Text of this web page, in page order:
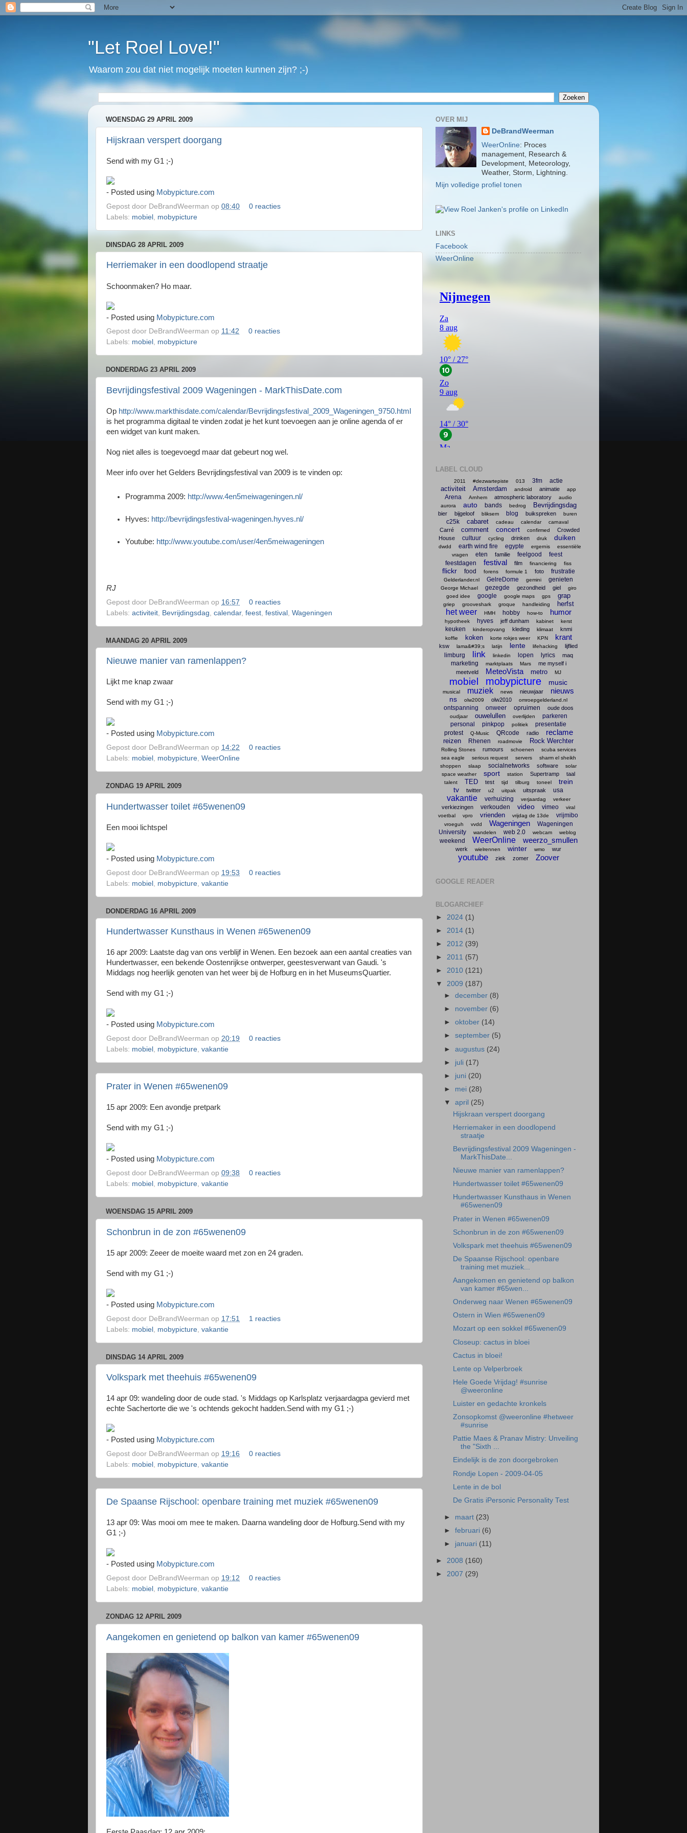
"Let Roel Love!"
Waarom zou dat niet mogelijk moeten kunnen zijn? ;-)
WOENSDAG 29 APRIL 2009
Hijskraan verspert doorgang
Send with my G1 ;-)
- Posted using Mobypicture.com
Gepost door DeBrandWeerman op 08:40
0 reacties
Labels: mobiel mobypicture
DINSDAG 28 APRIL 2009
Herriemaker in een doodlopend straatje
Schoonmaken? Ho maar.
- Posted using Mobypicture.com
Gepost door DeBrandWeerman op 11:42
0 reacties
Labels: mobiel , mobypicture
DONDERDAG 23 APRIL 2009
Bevrijdingsfestival 2009 Wageningen - MarkThisDate.com
Op http://www.markthisdate.com/calendar/Bevrijdingsfestival_2009_Wageningen_9750.html
is het programma digitaal te vinden zodat je het kunt toevoegen aan je online agenda of er
een widget van kunt maken.
Nog niet alles is toegevoegd maar dat gebeurt nog wel.
Meer info over het Gelders Bevrijdingsfestival van 2009 is te vinden op:
Programma 2009: http://www.4en5meiwageningen.nl/
Hyves: http://bevrijdingsfestival-wageningen.hyves.nl/
Youtube: http://www.youtube.com/user/4en5meiwageningen
RJ
Gepost door DeBrandWeerman op 16:57
0 reacties
Labels: activiteit Bevrijdingsdag calendar, feest festival Wageningen
MAANDAG 20 APRIL 2009
Nieuwe manier van ramenlappen?
Lijkt me knap zwaar
Send with my G1 ;-)
- Posted using Mobypicture.com
Gepost door DeBrandWeerman op 14:22
0 reacties
Labels: mobiel , mobypicture, WeerOnline
ZONDAG 19 APRIL 2009
Hundertwasser toilet #65wenen09
Een mooi lichtspel
- Posted using Mobypicture.com
Gepost door DeBrandWeerman op 19:53
0 reacties
Labels: mobiel mobypicture vakantie
DONDERDAG 16 APRIL 2009
Hundertwasser Kunsthaus in Wenen #65wenen09
16 apr 2009: Laatste dag van ons verblijf in Wenen. Een bezoek aan een aantal creaties van
Hundertwasser, een bekende Oostenrijkse ontwerper, geestesverwant van Gaudi. 's
Middags nog heerlijk genoten van het weer bij de Hofburg en in het MuseumsQuartier.
Send with my G1 ;-)
- Posted using Mobypicture.com
Gepost door DeBrandWeerman op 20:19
0 reacties
Labels: mobiel , mobypicture, vakantie
Prater in Wenen #65wenen09
15 apr 2009: Een avondje pretpark
Send with my G1 ;-)
- Posted using Mobypicture.com
Gepost door DeBrandWeerman op 09:38
0 reacties
Labels: mobiel , mobypicture, vakantie
WOENSDAG 15 APRIL 2009
Schonbrun in de zon #65wenen09
15 apr 2009: Zeeer de moeite waard met zon en 24 graden.
Send with my G1 ;-)
- Posted using Mobypicture.com
Gepost door DeBrandWeerman op 17:51
1 reacties
Labels: mobiel mobypicture vakantie
DINSDAG 14 APRIL 2009
Volkspark met theehuis #65wenen09
14 apr 09: wandeling door de oude stad. 's Middags op Karlsplatz verjaardagpa gevierd met
echte Sachertorte die we 's ochtends gekocht hadden.Send with my G1 ;-)
- Posted using Mobypicture.com
Gepost door DeBrandWeerman op 19:16
0 reacties
Labels: mobiel , mobypicture, vakantie
De Spaanse Rijschool: openbare training met muziek #65wenen09
13 apr 09: Was mooi om mee te maken. Daarna wandeling door de Hofburg.Send with my
G1 ;-)
- Posted using Mobypicture.com
Gepost door DeBrandWeerman op 19:12
0 reacties
Labels: mobiel , mobypicture, vakantie
ZONDAG 12 APRIL 2009
Aangekomen en genietend op balkon van kamer #65wenen09
OVER MIJ
DeBrandWeerman
WeerOnline: Proces
management, Research &
Development, Meteorology,
Weather, Storm, Lightning.
Mijn volledige profiel tonen
LINKS
Facebook
WeerOnline
LABEL CLOUD
2011 #dezwartepiste 013 3fm actie
activiteit Amsterdam android animatie app
Arena Arnhem atmospheric laboratory
audio
aurora
auto bands bedrog Bevrijdingsdag
bier bijgeloof bliksem blog buikspreken buren
c25k cabaret cadeau calendar carnaval
Carré comment concert confirmed
Crowded
House
cultuur cycling drinken druk duiken
dwdd earth wind fire egypte ergernis
essentiële
vragen
eten familie feelgood
feest
feestdagen
festival film financiering fiss
flickr food forens formule 1 foto frustratie
Gelderlander.nl GelreDome gemini genieten
George Michael gezegde gezondheid giel
giro
goed idee
google google maps gps grap
griep grooveshark groque handleiding herfst
het weer HMH hobby how-to humor
hypotheek hyves jeff dunham kabinet kerst
keuken kinderopvang kleding klimaat knmi
koffie koken korte rokjes weer KPN krant
ksw lama&#39;s latijn lente lifehacking lijflied
limburg link linkedin lopen lyrics maq
marketing marktplaats Mars
me myself i
meetveld
MeteoVista metro MJ
mobiel mobypicture music
musical muziek news nieuwjaar nieuws
ns olw2009 olw2010 omroepgelderland.nl
ontspanning onweer opruimen oude doos
oudjaar ouwelullen overlijden
parkeren
personal
pinkpop politiek
presentatie
protest
Q-Music QRcode radio reclame
reizen Rhenen roadmovie Rock Werchter
Rolling Stones rumours schoenen
scuba services
sea eagle
serious request servers
sharm el sheikh
shoppen
slaap socialnetworks software
solar
space weather
sport station Supertramp taal
talent TED test tijd tilburg toneel
trein
tv
twitter u2 uitpak uitspraak usa
vakantie verhuizing verjaardag verkeer
verkiezingen verkouden video vimeo
viral
voetbal
vpro vrienden vrijdag de 13de vrijmibo
vroeguh vvdd Wageningen
Wageningen
University
wandelen web 2.0 webcam weblog
weekend WeerOnline weerzo_smullen
werk wielrennen winter wmo wur
youtube ziek zomer Zoover
GOOGLE READER
BLOGARCHIEF
► 2024 (1)
► 2014 (1)
► 2012 (39)
► 2011 (57)
► 2010 (121)
▼ 2009 (187)
►december (8)
► november (6)
►oktober (14)
►september (5)
►augustus (24)
► juli (17)
► juni (20)
► mei (28)
▼april (25)
Hijskraan verspert doorgang
Herriemaker in een doodlopend
straatje
Bevrijdingsfestival 2009 Wageningen -
MarkThisDate...
Nieuwe manier van ramenlappen?
Hundertwasser toilet #65wenen09
Hundertwasser Kunsthaus in Wenen
#65wenen09
Prater in Wenen #65wenen09
Schonbrun in de zon #65wenen09
Volkspark met theehuis #65wenen09
De Spaanse Rijschool: openbare
training met muziek...
Aangekomen en genietend op balkon
van kamer #65wen...
Onderweg naar Wenen #65wenen09
Ostern in Wien #65wenen09
Mozart op een sokkel #65wenen09
Closeup: cactus in bloei
Cactus in bloei!
Lente op Velperbroek
Hele Goede Vrijdag! #sunrise
@weeronline
Luister en gedachte kronkels
Zonsopkomst @weeronline #hetweer
#sunrise
Pattie Maes & Pranav Mistry: Unveiling
the "Sixth ...
Eindelijk is de zon doorgebroken
Rondje Lopen - 2009-04-05
Lente in de bol
De Gratis iPersonic Personality Test
► maart (23)
►februari (6)
► januari (11)
► 2008 (160)
► 2007 (29)